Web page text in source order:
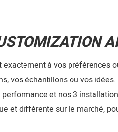
à vos
vos échantillons ou vos
et nos 3
et différente sur le marché,